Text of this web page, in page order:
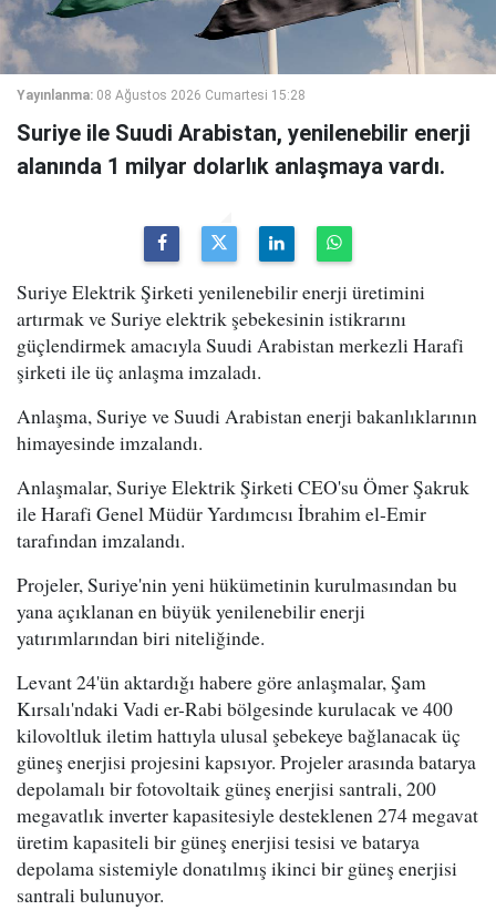
Yayınlanma: 08 Ağustos 2026 Cumartesi 15:28
Suriye ile Suudi Arabistan, yenilenebilir enerji
alanında 1 milyar dolarlık anlaşmaya vardı.
Suriye Elektrik Şirketi yenilenebilir enerji üretimini
artırmak ve Suriye elektrik şebekesinin istikrarını
güçlendirmek amacıyla Suudi Arabistan merkezli Harafi
şirketi ile üç anlaşma imzaladı.
Anlaşma, Suriye ve Suudi Arabistan enerji bakanlıklarının
himayesinde imzalandı.
Anlaşmalar, Suriye Elektrik Şirketi CEO'su Ömer Şakruk
ile Harafi Genel Müdür Yardımcısı İbrahim el-Emir
tarafından imzalandı.
Projeler, Suriye'nin yeni hükümetinin kurulmasından bu
yana açıklanan en büyük yenilenebilir enerji
yatırımlarından biri niteliğinde.
Levant 24'ün aktardığı habere göre anlaşmalar, Şam
Kırsalı'ndaki Vadi er-Rabi bölgesinde kurulacak ve 400
kilovoltluk iletim hattıyla ulusal şebekeye bağlanacak üç
güneş enerjisi projesini kapsıyor. Projeler arasında batarya
depolamalı bir fotovoltaik güneş enerjisi santrali, 200
megavatlık inverter kapasitesiyle desteklenen 274 megavat
üretim kapasiteli bir güneş enerjisi tesisi ve batarya
depolama sistemiyle donatılmış ikinci bir güneş enerjisi
santrali bulunuyor.